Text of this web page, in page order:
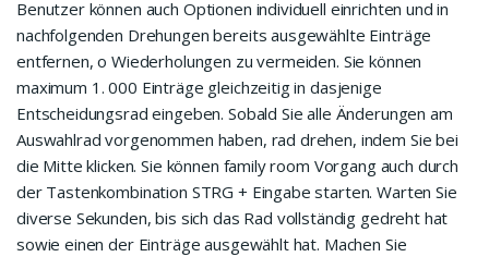
Benutzer können auch Optionen individuell einrichten und in
nachfolgenden Drehungen bereits ausgewählte Einträge
entfernen, o Wiederholungen zu vermeiden. Sie können
maximum 1. 000 Einträge gleichzeitig in dasjenige
Entscheidungsrad eingeben. Sobald Sie alle Änderungen am
Auswahlrad vorgenommen haben, rad drehen, indem Sie bei
die Mitte klicken. Sie können family room Vorgang auch durch
der Tastenkombination STRG + Eingabe starten. Warten Sie
diverse Sekunden, bis sich das Rad vollständig gedreht hat
sowie einen der Einträge ausgewählt hat. Machen Sie